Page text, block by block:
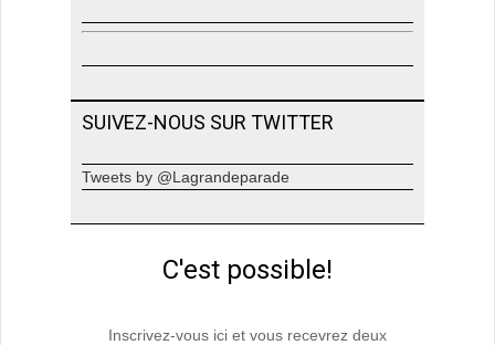
SUIVEZ-NOUS SUR TWITTER
Tweets by @Lagrandeparade
C'est possible!
Inscrivez-vous ici et vous recevrez deux